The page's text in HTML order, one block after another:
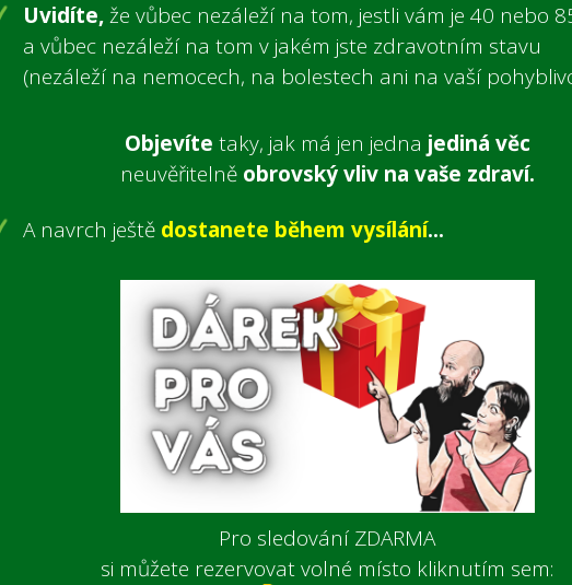
Uvidíte,že vůbec nezáleží na tom, jestli vám je 40 nebo
a vůbec nezáleží na tom v jakém jste zdravotním stavu
(nezáleží na nemocech, na bolestech ani na vaší
Objevíte taky, jak má jen jedna jediná věc
neuvěřitelněobrovský vliv na vaše zdraví.
A navrch ještě dostanete během vysílání...
Pro sledování ZDARMA
si můžete rezervovat volné místo kliknutím sem: